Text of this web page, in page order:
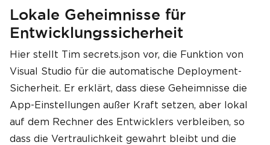
Lokale Geheimnisse für
Entwicklungssicherheit
Hier stellt Tim secrets.json vor, die Funktion von
Visual Studio für die automatische Deployment-
Sicherheit. Er erklärt, dass diese Geheimnisse die
App-Einstellungen außer Kraft setzen, aber lokal
auf dem Rechner des Entwicklers verbleiben, so
dass die Vertraulichkeit gewahrt bleibt und die